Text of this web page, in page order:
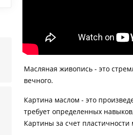
Масляная живопись - это
вечного.
Картина маслом - это
требует определенных
Картины за счет